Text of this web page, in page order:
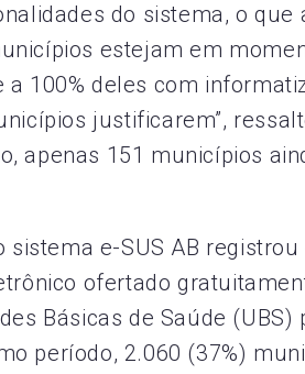
do sistema, o que
estejam em
100% deles com
justificarem”,
apenas 151 municípios
sistema e-SUS AB
ofertado
Básicas de Saúde
período, 2.060 (37%)